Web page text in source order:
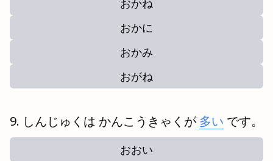
おかね
おかに
おかみ
おがね
しんじゅくは かんこうきゃくが 多い です。
おおい